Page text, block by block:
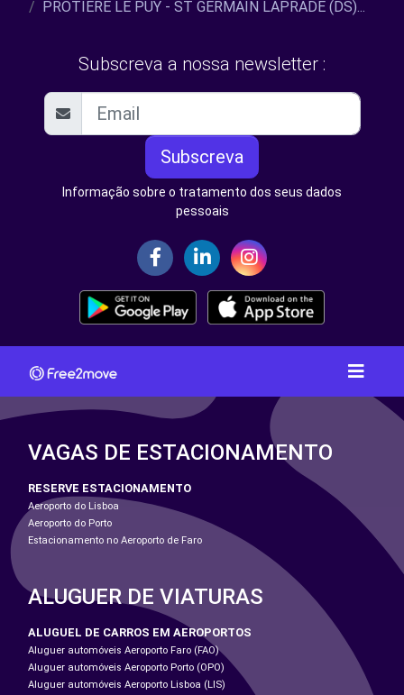
PROTIERE LE PUY - ST GERMAIN LAPRADE (DS)...
Subscreva a nossa newsletter :
Subscreva
Informação sobre o tratamento dos seus dados
pessoais
VAGAS DE ESTACIONAMENTO
RESERVE ESTACIONAMENTO
Aeroporto do Lisboa
Aeroporto do Porto
Estacionamento no Aeroporto de Faro
ALUGUER DE VIATURAS
ALUGUEL DE CARROS EM AEROPORTOS
Aluguer automóveis Aeroporto Faro (FAO)
Aluguer automóveis Aeroporto Porto (OPO)
Aluguer automóveis Aeroporto Lisboa (LIS)